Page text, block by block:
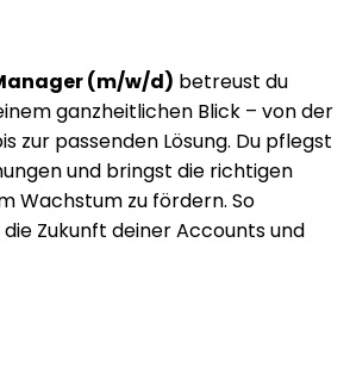
(m/w/d) betreust du
ganzheitlichen Blick – von der
zur passenden Lösung. Du pflegst
und bringst die richtigen
Wachstum zu fördern. So
Zukunft deiner Accounts und